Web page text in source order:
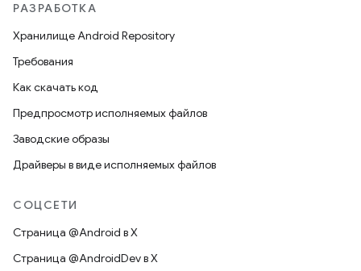
РАЗРАБОТКА
Хранилище Android Repository
Требования
Как скачать код
Предпросмотр исполняемых файлов
Заводские образы
Драйверы в виде исполняемых файлов
СОЦСЕТИ
Страница @Android в X
Страница @AndroidDev в X